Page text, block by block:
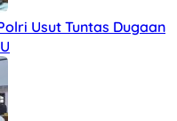
Usut Tuntas Dugaan